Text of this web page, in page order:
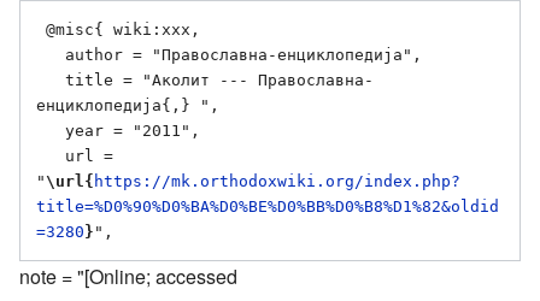
енциклопедија{,} ",
" \url{ https://mk.orthodoxwiki.org/index.php?
title=%D0%90%D0%BA%D0%BE%D0%BB%D0%B8%D1%82&oldid
=3280 }
note = "[Online; accessed